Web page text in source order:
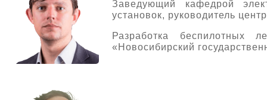
Заведующий кафедрой
установок, руководитель
Разработка
«Новосибирский